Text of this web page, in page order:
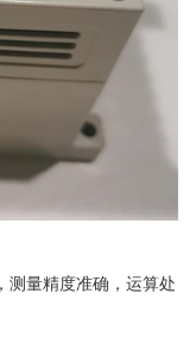
测量精度准确，运算处